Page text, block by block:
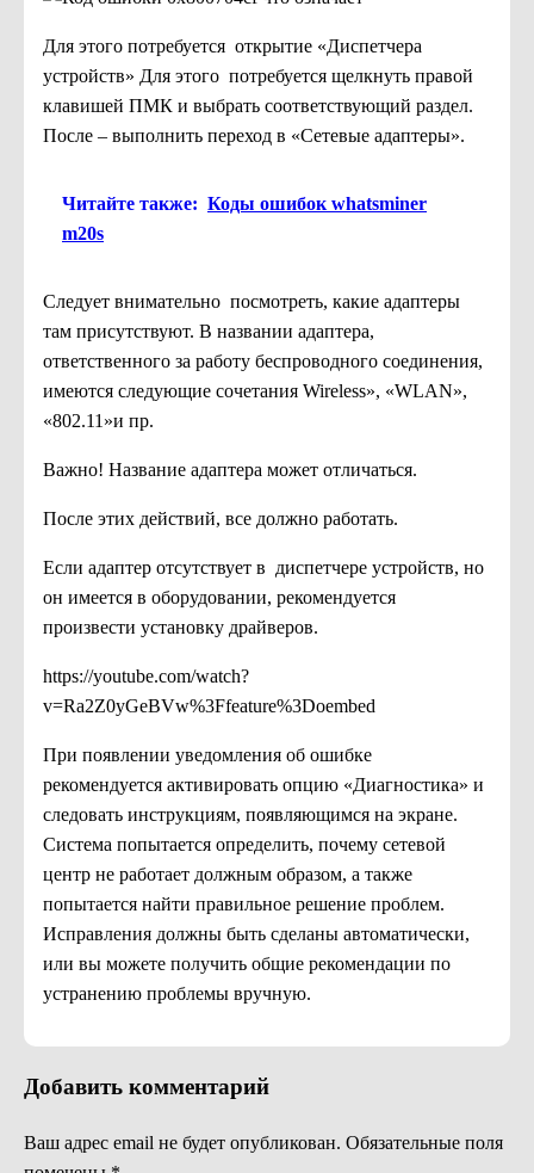
Для этого потребуется открытие «Диспетчера
устройств» Для этого потребуется щелкнуть правой
клавишей ПМК и выбрать соответствующий раздел.
После – выполнить переход в «Сетевые адаптеры».
Читайте также: Коды ошибок whatsminer
m20s
Следует внимательно посмотреть, какие адаптеры
там присутствуют. В названии адаптера,
ответственного за работу беспроводного соединения,
имеются следующие сочетания Wireless», «WLAN»,
«802.11»и пр.
Важно! Название адаптера может отличаться.
После этих действий, все должно работать.
Если адаптер отсутствует в диспетчере устройств, но
он имеется в оборудовании, рекомендуется
произвести установку драйверов.
https://youtube.com/watch?
v=Ra2Z0yGeBVw%3Ffeature%3Doembed
При появлении уведомления об ошибке
рекомендуется активировать опцию «Диагностика» и
следовать инструкциям, появляющимся на экране.
Система попытается определить, почему сетевой
центр не работает должным образом, а также
попытается найти правильное решение проблем.
Исправления должны быть сделаны автоматически,
или вы можете получить общие рекомендации по
устранению проблемы вручную.
Добавить комментарий
Ваш адрес email не будет опубликован. Обязательные поля